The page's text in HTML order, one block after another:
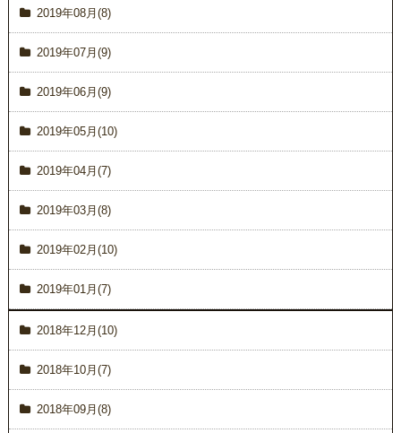
2019年08月(8)
2019年07月(9)
2019年06月(9)
2019年05月(10)
2019年04月(7)
2019年03月(8)
2019年02月(10)
2019年01月(7)
2018年12月(10)
2018年10月(7)
2018年09月(8)